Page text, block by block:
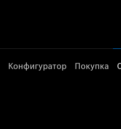
Конфигуратор Покупка